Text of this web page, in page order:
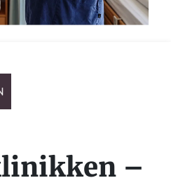
–